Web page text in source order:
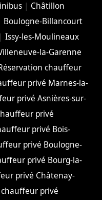
| Châtillon
Boulogne-Billancourt
|Issy-les-Moulineaux
la-Garenne
chauffeur
privé Marnes-la-
privé Asnières-sur-
privé
privé Bois-
privé Boulogne-
privé Bourg-la-
privé Châtenay-
privé